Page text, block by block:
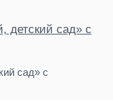
сад» с